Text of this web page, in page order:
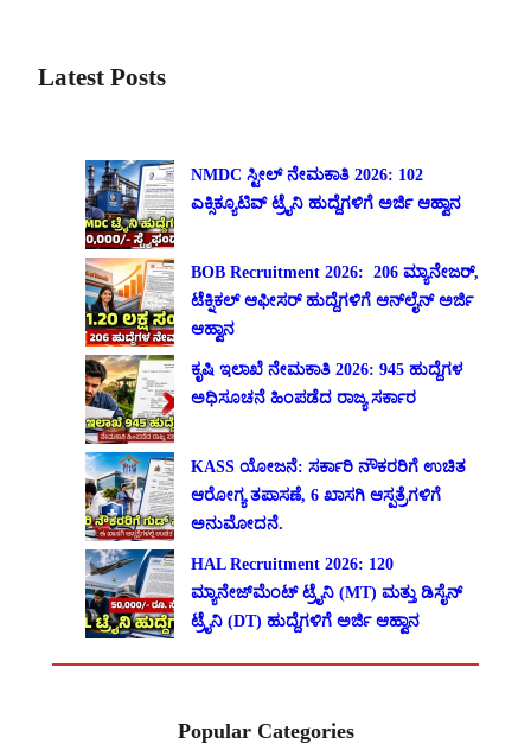
Latest Posts
NMDC ಸ್ಟೀಲ್ ನೇಮಕಾತಿ 2026: 102
ಎಕ್ಸಿಕ್ಯೂಟಿವ್ ಟ್ರೈನಿ ಹುದ್ದೆಗಳಿಗೆ ಅರ್ಜಿ ಆಹ್ವಾನ
BOB Recruitment 2026: 206 ಮ್ಯಾನೇಜರ್,
ಟೆಕ್ನಿಕಲ್ ಆಫೀಸರ್ ಹುದ್ದೆಗಳಿಗೆ ಆನ್‌ಲೈನ್ ಅರ್ಜಿ
ಆಹ್ವಾನ
ಕೃಷಿ ಇಲಾಖೆ ನೇಮಕಾತಿ 2026: 945 ಹುದ್ದೆಗಳ
ಅಧಿಸೂಚನೆ ಹಿಂಪಡೆದ ರಾಜ್ಯ ಸರ್ಕಾರ
KASS ಯೋಜನೆ: ಸರ್ಕಾರಿ ನೌಕರರಿಗೆ ಉಚಿತ
ಆರೋಗ್ಯ ತಪಾಸಣೆ, 6 ಖಾಸಗಿ ಆಸ್ಪತ್ರೆಗಳಿಗೆ
ಅನುಮೋದನೆ.
HAL Recruitment 2026: 120
ಮ್ಯಾನೇಜ್‌ಮೆಂಟ್ ಟ್ರೈನಿ (MT) ಮತ್ತು ಡಿಸೈನ್
ಟ್ರೈನಿ (DT) ಹುದ್ದೆಗಳಿಗೆ ಅರ್ಜಿ ಆಹ್ವಾನ
Popular Categories